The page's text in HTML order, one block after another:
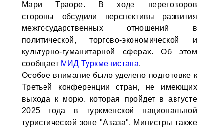
Мари Траоре. В ходе переговоров
стороны обсудили перспективы развития
межгосударственных отношений в
политической, торгово-экономической и
культурно-гуманитарной сферах. Об этом
сообщает МИД Туркменистана.
Особое внимание было уделено подготовке к
Третьей конференции стран, не имеющих
выхода к морю, которая пройдет в августе
2025 года в туркменской национальной
туристической зоне "Аваза". Министры также